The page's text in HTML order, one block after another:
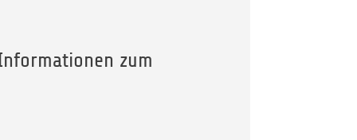
zum